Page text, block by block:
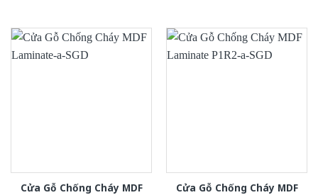
Cửa Gỗ Chống Cháy MDF
Cửa Gỗ Chống Cháy MDF